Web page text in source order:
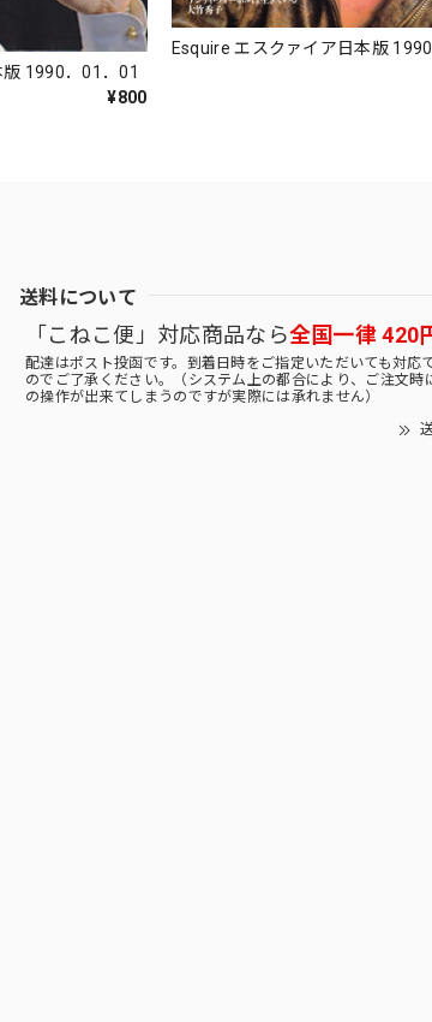
1990．01．01
¥800
Esquire エスクァイア日本版
送料について
「こねこ便」対応商品なら全国一律 420
配達はポスト投函です。到着日時をご指定いただいても対応
のでご了承ください。（システム上の都合により、ご注文時
の操作が出来てしまうのですが実際には承れません）